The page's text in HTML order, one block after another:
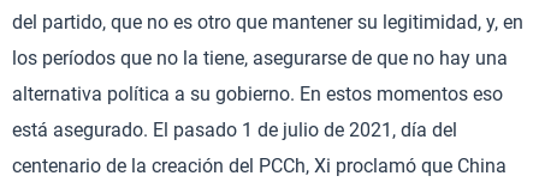
del partido, que no es otro que mantener su legitimidad, y, en
los períodos que no la tiene, asegurarse de que no hay una
alternativa política a su gobierno. En estos momentos eso
está asegurado. El pasado 1 de julio de 2021, día del
centenario de la creación del PCCh, Xi proclamó que China